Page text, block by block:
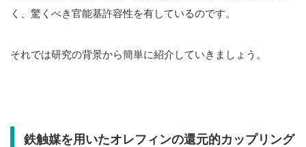
く、驚くべき官能基許容性を有しているのです。
それでは研究の背景から簡単に紹介していきましょう。
鉄触媒を用いたオレフィンの還元的カップリング